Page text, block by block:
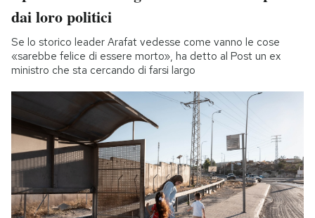
dai loro politici
Se lo storico leader Arafat vedesse come vanno le cose
«sarebbe felice di essere morto», ha detto al Post un ex
ministro che sta cercando di farsi largo